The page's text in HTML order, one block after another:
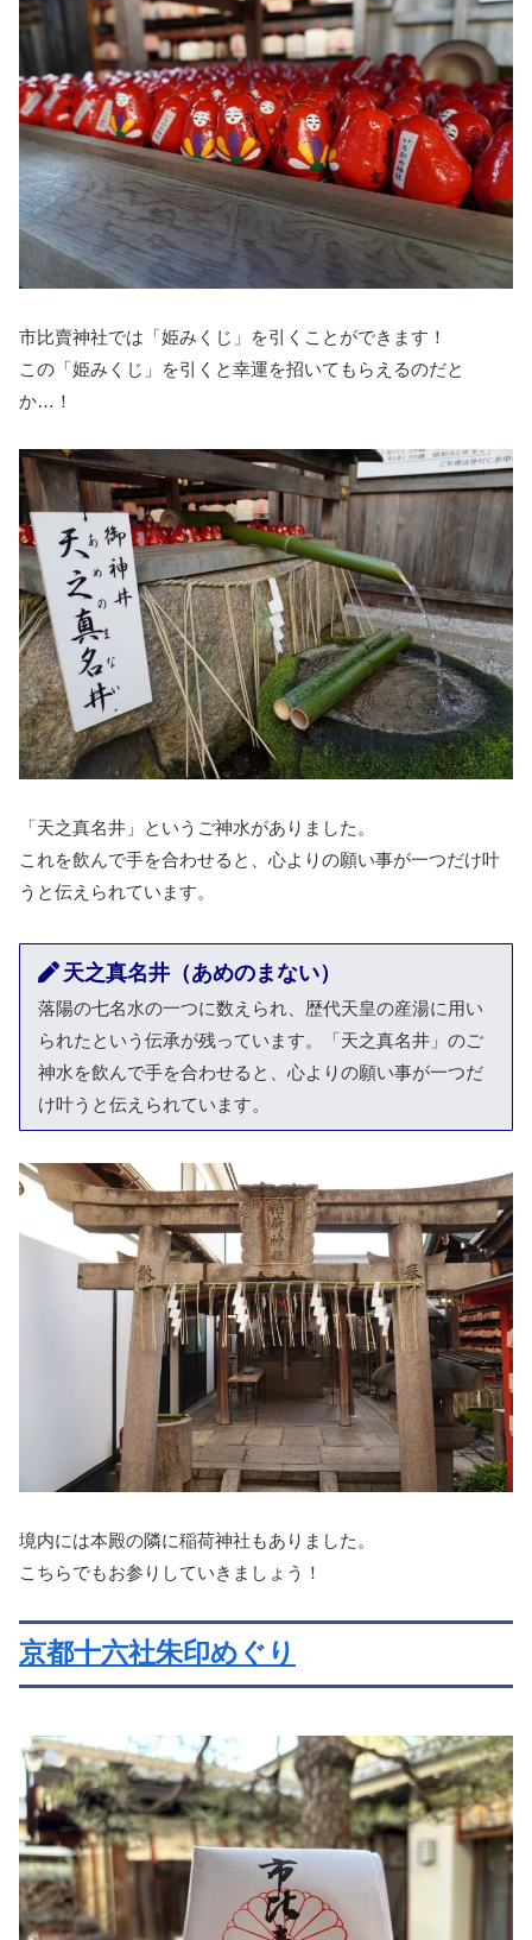
市比賣神社では「姫みくじ」を引くことができます！
この「姫みくじ」を引くと幸運を招いてもらえるのだと
か…！
「天之真名井」というご神水がありました。
これを飲んで手を合わせると、心よりの願い事が一つだけ叶
うと伝えられています。
天之真名井（あめのまない）
落陽の七名水の一つに数えられ、歴代天皇の産湯に用い
られたという伝承が残っています。「天之真名井」のご
神水を飲んで手を合わせると、心よりの願い事が一つだ
け叶うと伝えられています。
境内には本殿の隣に稲荷神社もありました。
こちらでもお参りしていきましょう！
京都十六社朱印めぐり